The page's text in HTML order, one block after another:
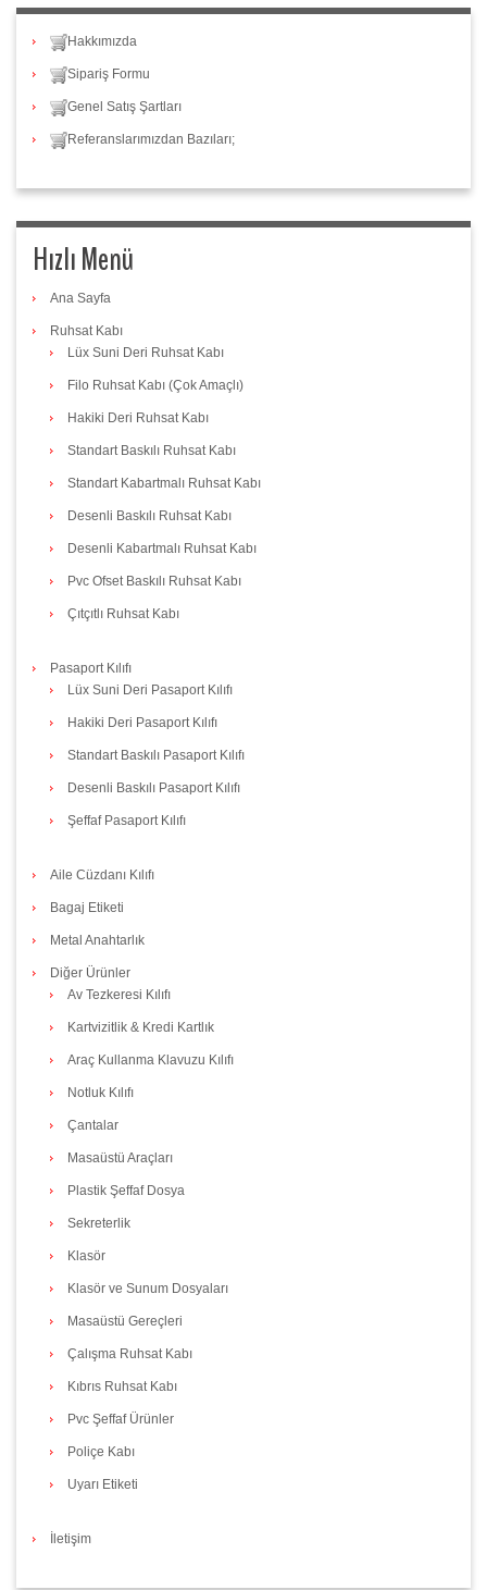
Hakkımızda
Sipariş Formu
Genel Satış Şartları
Referanslarımızdan Bazıları;
Hızlı Menü
Ana Sayfa
Ruhsat Kabı
Lüx Suni Deri Ruhsat Kabı
Filo Ruhsat Kabı (Çok Amaçlı)
Hakiki Deri Ruhsat Kabı
Standart Baskılı Ruhsat Kabı
Standart Kabartmalı Ruhsat Kabı
Desenli Baskılı Ruhsat Kabı
Desenli Kabartmalı Ruhsat Kabı
Pvc Ofset Baskılı Ruhsat Kabı
Çıtçıtlı Ruhsat Kabı
Pasaport Kılıfı
Lüx Suni Deri Pasaport Kılıfı
Hakiki Deri Pasaport Kılıfı
Standart Baskılı Pasaport Kılıfı
Desenli Baskılı Pasaport Kılıfı
Şeffaf Pasaport Kılıfı
Aile Cüzdanı Kılıfı
Bagaj Etiketi
Metal Anahtarlık
Diğer Ürünler
Av Tezkeresi Kılıfı
Kartvizitlik & Kredi Kartlık
Araç Kullanma Klavuzu Kılıfı
Notluk Kılıfı
Çantalar
Masaüstü Araçları
Plastik Şeffaf Dosya
Sekreterlik
Klasör
Klasör ve Sunum Dosyaları
Masaüstü Gereçleri
Çalışma Ruhsat Kabı
Kıbrıs Ruhsat Kabı
Pvc Şeffaf Ürünler
Poliçe Kabı
Uyarı Etiketi
İletişim